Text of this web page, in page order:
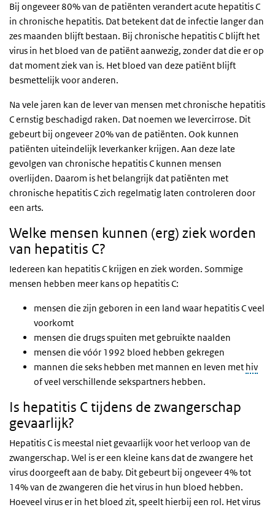
Bij ongeveer 80% van de patiënten verandert acute hepatitis C
in chronische hepatitis. Dat betekent dat de infectie langer dan
zes maanden blijft bestaan. Bij chronische hepatitis C blijft het
virus in het bloed van de patiënt aanwezig, zonder dat die er op
dat moment ziek van is. Het bloed van deze patiënt blijft
besmettelijk voor anderen.
Na vele jaren kan de lever van mensen met chronische hepatitis
C ernstig beschadigd raken. Dat noemen we levercirrose. Dit
gebeurt bij ongeveer 20% van de patiënten. Ook kunnen
patiënten uiteindelijk leverkanker krijgen. Aan deze late
gevolgen van chronische hepatitis C kunnen mensen
overlijden. Daarom is het belangrijk dat patiënten met
chronische hepatitis C zich regelmatig laten controleren door
een arts.
Welke mensen kunnen (erg) ziek worden
van hepatitis C?
Iedereen kan hepatitis C krijgen en ziek worden. Sommige
mensen hebben meer kans op hepatitis C:
mensen die zijn geboren in een land waar hepatitis C veel
voorkomt
mensen die drugs spuiten met gebruikte naalden
mensen die vóór 1992 bloed hebben gekregen
mannen die seks hebben met mannen en leven met hiv
of veel verschillende sekspartners hebben.
Is hepatitis C tijdens de zwangerschap
gevaarlijk?
Hepatitis C is meestal niet gevaarlijk voor het verloop van de
zwangerschap. Wel is er een kleine kans dat de zwangere het
virus doorgeeft aan de baby. Dit gebeurt bij ongeveer 4% tot
14% van de zwangeren die het virus in hun bloed hebben.
Hoeveel virus er in het bloed zit, speelt hierbij een rol. Het virus